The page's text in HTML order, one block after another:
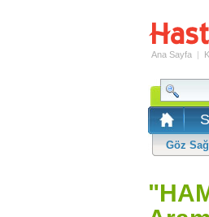
Ana Sayfa |
Göz